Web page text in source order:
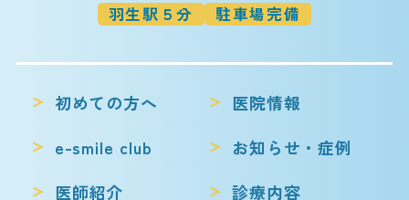
羽生駅５分 駐車場完備
初めての方へ
医院情報
e-smile club
お知らせ・症例
医師紹介
診療内容